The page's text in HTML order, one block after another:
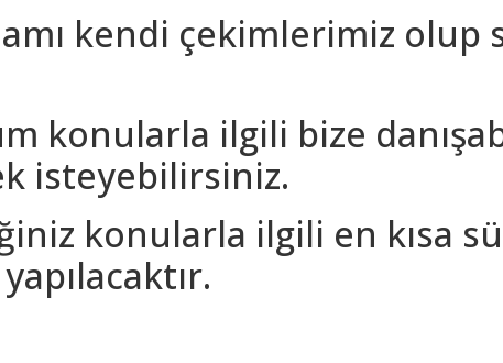
kendi çekimlerimiz olup
konularla ilgili bize
isteyebilirsiniz.
konularla ilgili en kısa